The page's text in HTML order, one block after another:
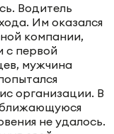
Водитель
Им оказался
компании,
с первой
мужчина
организации. В
не удалось.